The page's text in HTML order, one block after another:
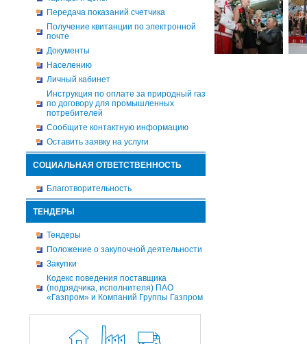
Передача показаний счетчика
Получение квитанции по электронной
почте
Документы
Населению
Личный кабинет
Инструкция по оплате за природный газ
по договору для промышленных
потребителей
Сообщите контактную информацию
Оставить заявку на услуги
СОЦИАЛЬНАЯ ОТВЕТСТВЕННОСТЬ
Благотворительность
ТЕНДЕРЫ
Тендеры
Положение о закупочной деятельности
Закупки
Кодекс поведения поставщика
(подрядчика, исполнителя) ПАО
«Газпром» и Компаний Группы Газпром